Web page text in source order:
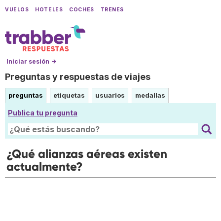
VUELOS HOTELES COCHES TRENES
Iniciar sesión →
Preguntas y respuestas de viajes
preguntas etiquetas usuarios medallas
Publica tu pregunta
¿Qué alianzas aéreas existen
actualmente?